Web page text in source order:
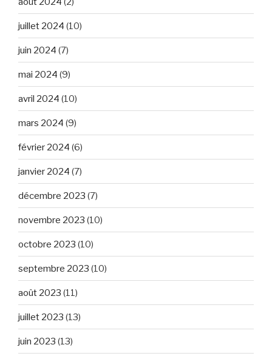
juillet 2024 (10)
juin 2024 (7)
mai 2024 (9)
avril 2024 (10)
mars 2024 (9)
février 2024 (6)
janvier 2024 (7)
décembre 2023 (7)
novembre 2023 (10)
octobre 2023 (10)
septembre 2023 (10)
août 2023 (11)
juillet 2023 (13)
juin 2023 (13)